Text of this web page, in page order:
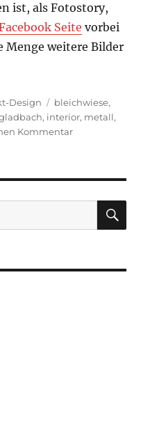
ist, als Fotostory,
Seite vorbei
Menge weitere Bilder
Design Schlagwörter
bleichwiese,
, interior, metall,
Kommentarzu